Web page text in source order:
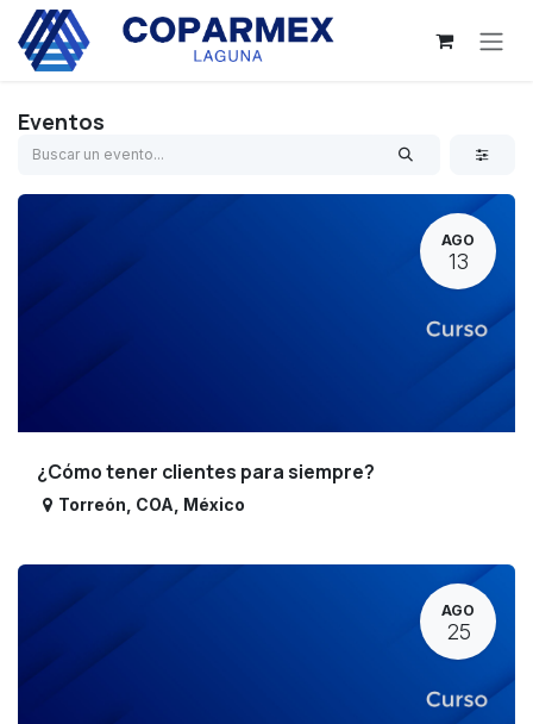
Ir al contenido
Eventos
AGO
13
¿Cómo tener clientes para siempre?
Torreón COA México
AGO
25